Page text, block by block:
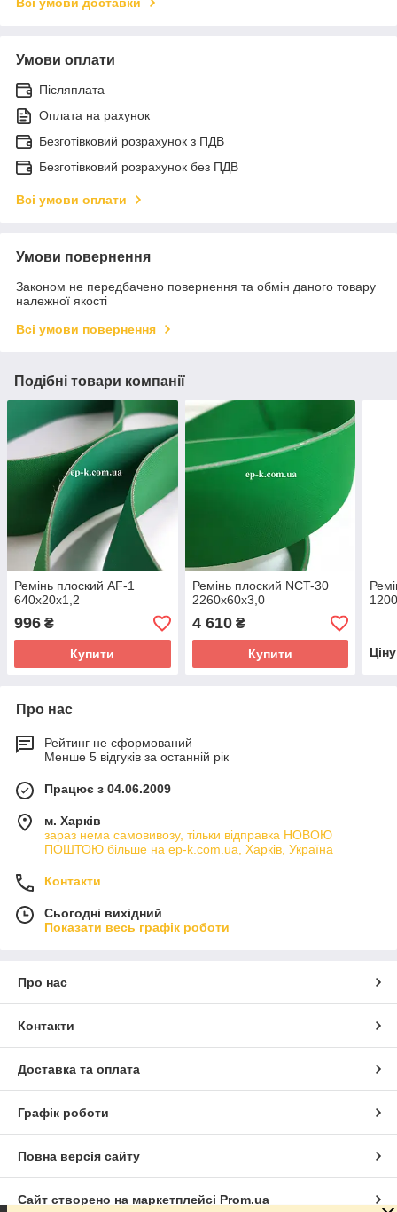
Умови оплати
Післяплата
Оплата на рахунок
Безготівковий розрахунок з ПДВ
Безготівковий розрахунок без ПДВ
Всі умови оплати
Умови повернення
Законом не передбачено повернення та обмін даного товару
належної якості
Всі умови повернення
Подібні товари компанії
Ремінь плоский AF-1
640х20х1,2
996 ₴
Купити
Ремінь плоский NCT-30
2260х60х3,0
4 610₴
Купити
Про нас
Рейтинг не сформований
Менше 5 відгуків за останній рік
Працює з 04.06.2009
м. Харків
зараз нема самовивозу, тільки відправка НОВОЮ
ПОШТОЮ більше на ep-k.com.ua, Харків, Україна
Контакти
Сьогодні вихідний
Показати весь графік роботи
Про нас
Контакти
Доставка та оплата
Графік роботи
Повна версія сайту
Сайт створено на маркетплейсі Prom.ua